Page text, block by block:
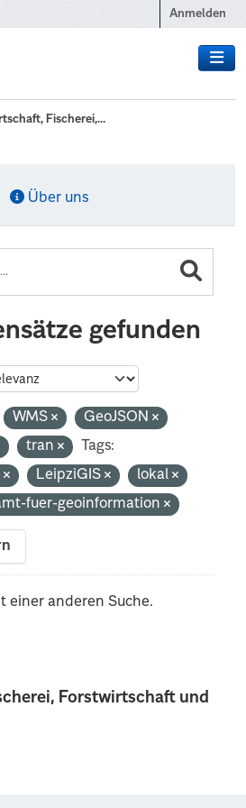
Anmelden
Fischerei,...
Forstwirtschaft und
Über uns
gefunden
WMS
GeoJSON
tran
Tags:
LeipziGIS
lokal
fuer-geoinformation
einer anderen Suche.